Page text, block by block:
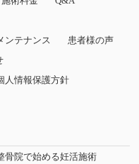
ンテナンス
患者様の声
人情報保護方針
骨院で始める妊活施術